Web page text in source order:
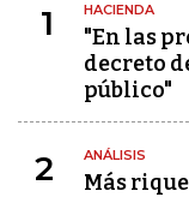
1 HACIENDA
"En las
decreto
público"
2 ANÁLISIS
Más